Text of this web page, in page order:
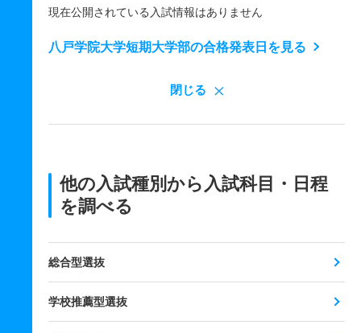
現在公開されている入試情報はありません
八戸学院大学短期大学部の合格発表日を見る
閉じる
他の入試種別から入試科目・日程
を調べる
総合型選抜
学校推薦型選抜